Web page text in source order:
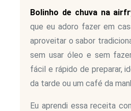
Bolinho de chuva na
que eu adoro fazer em
aproveitar o sabor
sem usar óleo e sem
fácil e rápido de preparar,
da tarde ou um café da
Eu aprendi essa receita